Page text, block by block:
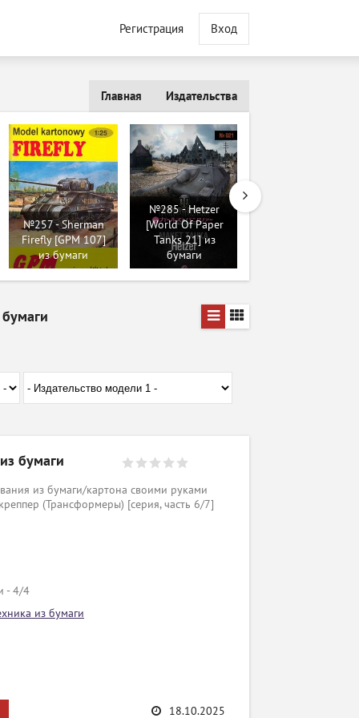
Регистрация Вход
Издательства
Главная
№257 - Sherman
Firefly [GPM 107]
из бумаги
№285 - Hetzer
[World Of Paper
Tanks 21] из
бумаги
бумаги
из бумаги/картона своими руками
(Трансформеры) [серия, часть 6/7]
- 4/4
из бумаги
18.10.2025